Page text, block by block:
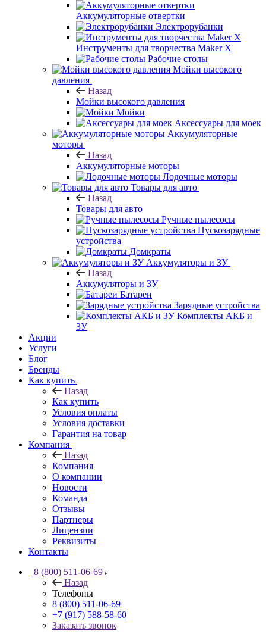
Аккумуляторные отвертки
Электрорубанки
Инструменты для творчества Maker X
Рабочие столы
Мойки высокого
давления
Назад
Мойки высокого давления
Мойки
Аксессуары для моек
Аккумуляторные
моторы
Назад
Аккумуляторные моторы
Лодочные моторы
Товары для авто
Назад
Товары для авто
Ручные пылесосы
Пускозарядные
устройства
Домкраты
Аккумуляторы и ЗУ
Назад
Аккумуляторы и ЗУ
Батареи
Зарядные устройства
Комплекты АКБ и
ЗУ
Акции
Услуги
Блог
Бренды
Как купить
Назад
Как купить
Условия оплаты
Условия доставки
Гарантия на товар
Компания
Назад
Компания
О компании
Новости
Команда
Отзывы
Партнеры
Лицензии
Реквизиты
Контакты
8 (800) 511-06-69
Назад
Телефоны
8 (800) 511-06-69
+7 (917) 588-58-60
Заказать звонок